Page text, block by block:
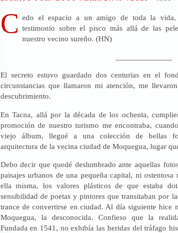
C edo el espacio a un amigo de toda la
testimonio sobre el pisco más allá de las
nuestro vecino sureño. (HN)
El secreto estuvo guardado dos centurias en el
circunstancias que llamaron mi atención, me
descubrimiento.
En Tacna, allá por la década de los ochenta,
promoción de nuestro turismo me encontraba,
viejo álbum, llegué a una colección de bellas
arquitectura de la vecina ciudad de Moquegua, lugar
Debo decir que quedé deslumbrado ante aquellas
paisajes urbanos de una pequeña capital, ni
ella misma, los valores plásticos de que estaba
sensibilidad de poetas y pintores que transitaban por
trance de convertirse en ciudad. Al día siguiente hice
Moquegua, la desconocida. Confieso que la
Fundada en 1541, no exhibía las heridas del tráfago